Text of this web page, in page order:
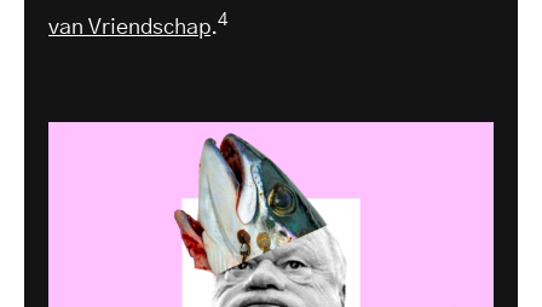
van Vriendschap.4